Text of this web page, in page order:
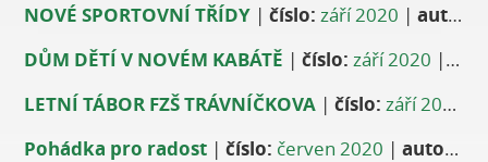
NOVÉ SPORTOVNÍ TŘÍDY |číslo: září 2020 |autor:
DŮM DĚTÍ V NOVÉM KABÁTĚ |číslo: září 2020 |
LETNÍ TÁBOR FZŠ TRÁVNÍČKOVA |číslo: září 2020
Pohádka pro radost |číslo: červen 2020 |autor: